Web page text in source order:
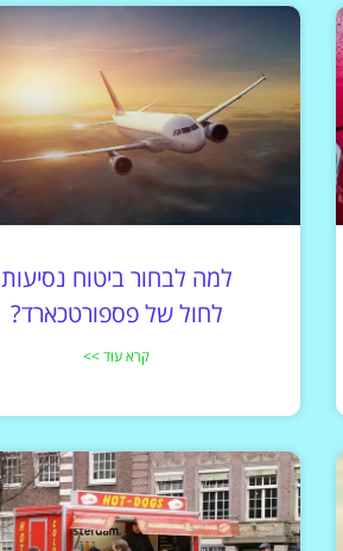
למה לבחור ביטוח נסיעות
לחול של פספורטכארד?
קרא עוד >>